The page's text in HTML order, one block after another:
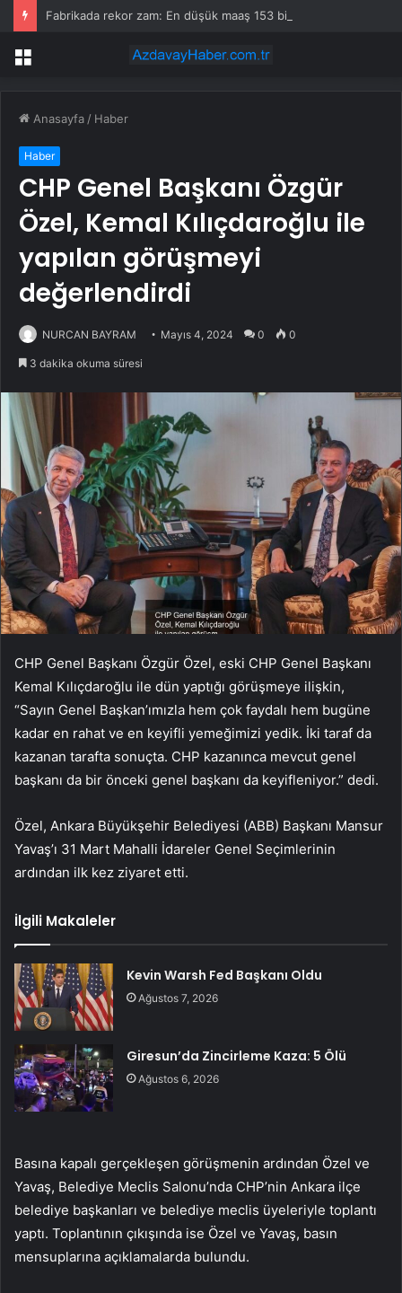
Menü
Anasayfa / Haber
Haber
CHP Genel Başkanı Özgür
Özel, Kemal Kılıçdaroğlu ile
yapılan görüşmeyi
değerlendirdi
NURCAN BAYRAM Mayıs 4, 2024 0 0
3 dakika okuma süresi
CHP Genel Başkanı Özgür Özel, eski CHP Genel Başkanı
Kemal Kılıçdaroğlu ile dün yaptığı görüşmeye ilişkin,
“Sayın Genel Başkan’ımızla hem çok faydalı hem bugüne
kadar en rahat ve en keyifli yemeğimizi yedik. İki taraf da
kazanan tarafta sonuçta. CHP kazanınca mevcut genel
başkanı da bir önceki genel başkanı da keyifleniyor.” dedi.
Özel, Ankara Büyükşehir Belediyesi (ABB) Başkanı Mansur
Yavaş’ı 31 Mart Mahalli İdareler Genel Seçimlerinin
ardından ilk kez ziyaret etti.
İlgili Makaleler
Kevin Warsh Fed Başkanı Oldu
Ağustos 7, 2026
Giresun’da Zincirleme Kaza: 5 Ölü
Ağustos 6, 2026
Basına kapalı gerçekleşen görüşmenin ardından Özel ve
Yavaş, Belediye Meclis Salonu’nda CHP’nin Ankara ilçe
belediye başkanları ve belediye meclis üyeleriyle toplantı
yaptı. Toplantının çıkışında ise Özel ve Yavaş, basın
mensuplarına açıklamalarda bulundu.